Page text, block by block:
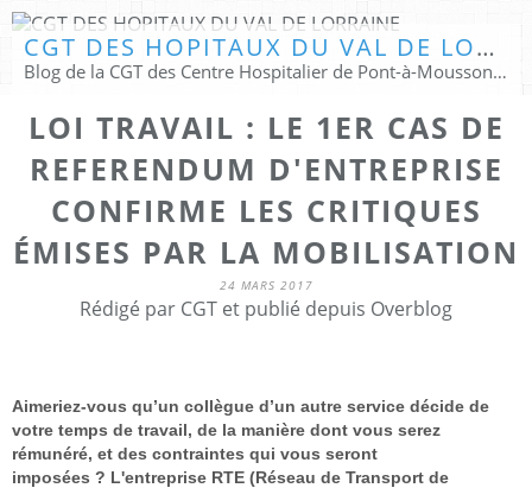
CGT DES HOPITAUX DU VAL DE LORRAINE
Blog de la CGT des Centre Hospitalier de Pont-à-Mousson & Pompey Lay St Christophe
LOI TRAVAIL : LE 1ER CAS DE
REFERENDUM D'ENTREPRISE
CONFIRME LES CRITIQUES
ÉMISES PAR LA MOBILISATION
24 MARS 2017
Rédigé par CGT et publié depuis Overblog
Aimeriez-vous qu’un collègue d’un autre service décide de
votre temps de travail, de la manière dont vous serez
rémunéré, et des contraintes qui vous seront
imposées ? L'entreprise RTE (Réseau de Transport de